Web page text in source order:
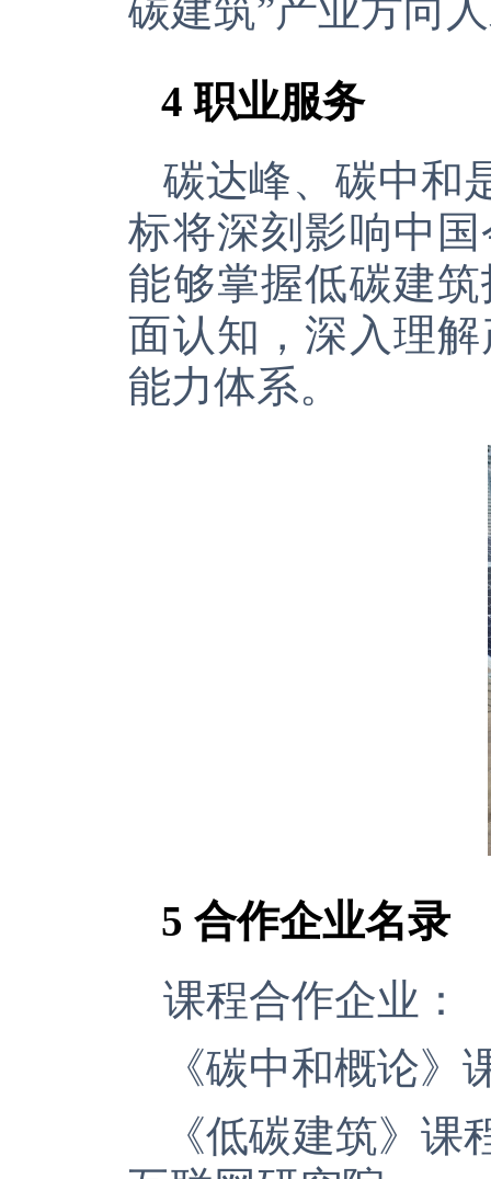
碳建筑”产业方向
4职业服务
碳达峰、碳中和
标将深刻影响中
能够掌握低碳建
面认知，深入理
能力体系。
5合作企业名录
课程合作企业：
《碳中和概论
《低碳建筑》